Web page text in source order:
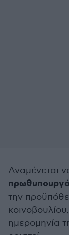
Αναμένεται
την
ημερομηνία